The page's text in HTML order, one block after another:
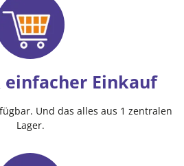
einfacher Einkauf
Und das alles aus 1 zentralen
Lager.